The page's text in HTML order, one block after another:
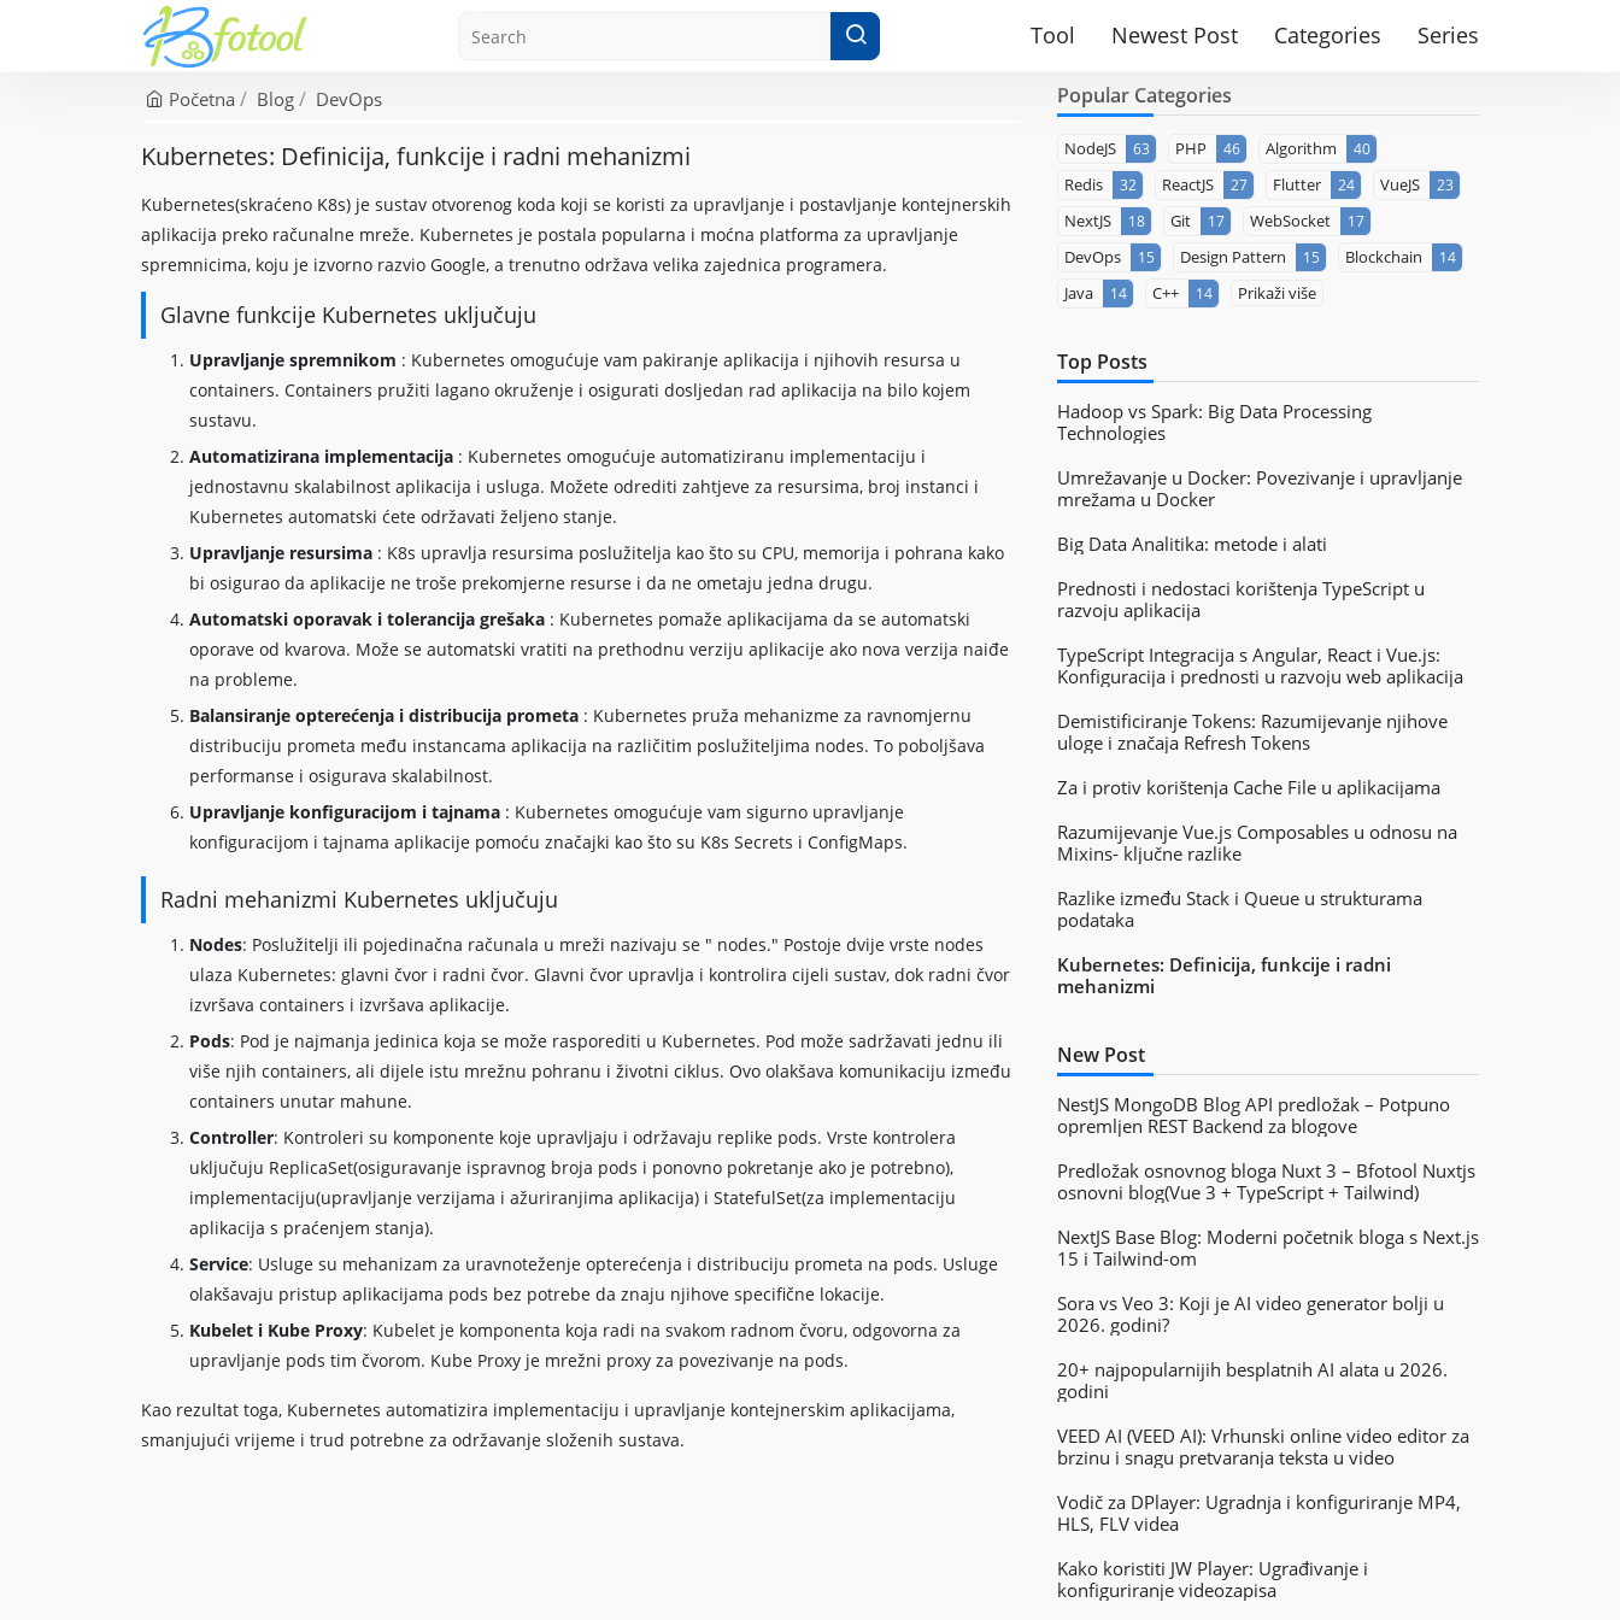
Tool Newest Post Categories Series
Početna Blog DevOps
Kubernetes: Definicija, funkcije i radni mehanizmi
Kubernetes(skraćeno K8s) je sustav otvorenog koda koji se koristi za upravljanje i postavljanje kontejnerskih
aplikacija preko računalne mreže. Kubernetes je postala popularna i moćna platforma za upravljanje
spremnicima, koju je izvorno razvio Google, a trenutno održava velika zajednica programera.
Glavne funkcije Kubernetes uključuju
Upravljanje spremnikom : Kubernetes omogućuje vam pakiranje aplikacija i njihovih resursa u
containers. Containers pružiti lagano okruženje i osigurati dosljedan rad aplikacija na bilo kojem
sustavu.
Automatizirana implementacija : Kubernetes omogućuje automatiziranu implementaciju i
jednostavnu skalabilnost aplikacija i usluga. Možete odrediti zahtjeve za resursima, broj instanci i
Kubernetes automatski ćete održavati željeno stanje.
Upravljanje resursima : K8s upravlja resursima poslužitelja kao što su CPU, memorija i pohrana kako
bi osigurao da aplikacije ne troše prekomjerne resurse i da ne ometaju jedna drugu.
Automatski oporavak i tolerancija grešaka : Kubernetes pomaže aplikacijama da se automatski
oporave od kvarova. Može se automatski vratiti na prethodnu verziju aplikacije ako nova verzija naiđe
na probleme.
Balansiranje opterećenja i distribucija prometa : Kubernetes pruža mehanizme za ravnomjernu
distribuciju prometa među instancama aplikacija na različitim poslužiteljima nodes. To poboljšava
performanse i osigurava skalabilnost.
Upravljanje konfiguracijom i tajnama : Kubernetes omogućuje vam sigurno upravljanje
konfiguracijom i tajnama aplikacije pomoću značajki kao što su K8s Secrets i ConfigMaps.
Radni mehanizmi Kubernetes uključuju
Nodes: Poslužitelji ili pojedinačna računala u mreži nazivaju se " nodes." Postoje dvije vrste nodes
ulaza Kubernetes: glavni čvor i radni čvor. Glavni čvor upravlja i kontrolira cijeli sustav, dok radni čvor
izvršava containers i izvršava aplikacije.
Pods: Pod je najmanja jedinica koja se može rasporediti u Kubernetes. Pod može sadržavati jednu ili
više njih containers, ali dijele istu mrežnu pohranu i životni ciklus. Ovo olakšava komunikaciju između
containers unutar mahune.
Controller: Kontroleri su komponente koje upravljaju i održavaju replike pods. Vrste kontrolera
uključuju ReplicaSet(osiguravanje ispravnog broja pods i ponovno pokretanje ako je potrebno),
implementaciju(upravljanje verzijama i ažuriranjima aplikacija) i StatefulSet(za implementaciju
aplikacija s praćenjem stanja).
Service: Usluge su mehanizam za uravnoteženje opterećenja i distribuciju prometa na pods. Usluge
olakšavaju pristup aplikacijama pods bez potrebe da znaju njihove specifične lokacije.
Kubelet i Kube Proxy: Kubelet je komponenta koja radi na svakom radnom čvoru, odgovorna za
upravljanje pods tim čvorom. Kube Proxy je mrežni proxy za povezivanje na pods.
Kao rezultat toga, Kubernetes automatizira implementaciju i upravljanje kontejnerskim aplikacijama,
smanjujući vrijeme i trud potrebne za održavanje složenih sustava.
Popular Categories
NodeJS 63 PHP 46 Algorithm 40
Redis 32 ReactJS 27 Flutter 24 VueJS 23
NextJS 18 Git 17 WebSocket 17
DevOps 15 Design Pattern 15 Blockchain 14
Java 14 C++ 14 Prikaži više
Top Posts
Hadoop vs Spark: Big Data Processing
Technologies
Umrežavanje u Docker: Povezivanje i upravljanje
mrežama u Docker
Big Data Analitika: metode i alati
Prednosti i nedostaci korištenja TypeScript u
razvoju aplikacija
TypeScript Integracija s Angular, React i Vue.js:
Konfiguracija i prednosti u razvoju web aplikacija
Demistificiranje Tokens: Razumijevanje njihove
uloge i značaja Refresh Tokens
Za i protiv korištenja Cache File u aplikacijama
Razumijevanje Vue.js Composables u odnosu na
Mixins- ključne razlike
Razlike između Stack i Queue u strukturama
podataka
Kubernetes: Definicija, funkcije i radni
mehanizmi
New Post
NestJS MongoDB Blog API predložak – Potpuno
opremljen REST Backend za blogove
Predložak osnovnog bloga Nuxt 3 – Bfotool Nuxtjs
osnovni blog(Vue 3 + TypeScript + Tailwind)
NextJS Base Blog: Moderni početnik bloga s Next.js
15 i Tailwind-om
Sora vs Veo 3: Koji je AI video generator bolji u
2026. godini?
20+ najpopularnijih besplatnih AI alata u 2026.
godini
VEED AI (VEED AI): Vrhunski online video editor za
brzinu i snagu pretvaranja teksta u video
Vodič za DPlayer: Ugradnja i konfiguriranje MP4,
HLS, FLV videa
Kako koristiti JW Player: Ugrađivanje i
konfiguriranje videozapisa